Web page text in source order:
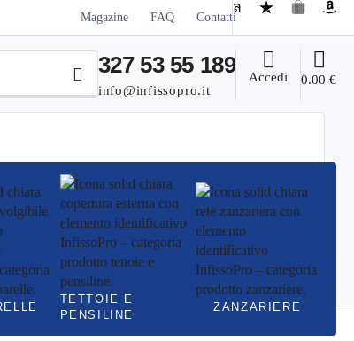
Magazine FAQ Contatti
327 53 55 189
info@infissopro.it
Accedi 0.00€
TETTOIE E
PENSILINE
ZANZARIERE